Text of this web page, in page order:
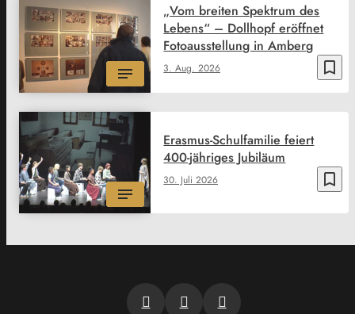
bookmark_border
3. Aug. 2026
„Vom breiten Spektrum des
Lebens“ – Dollhopf eröffnet
Fotoausstellung in Amberg
bookmark_border
30. Juli 2026
Erasmus-Schulfamilie feiert
400-jähriges Jubiläum